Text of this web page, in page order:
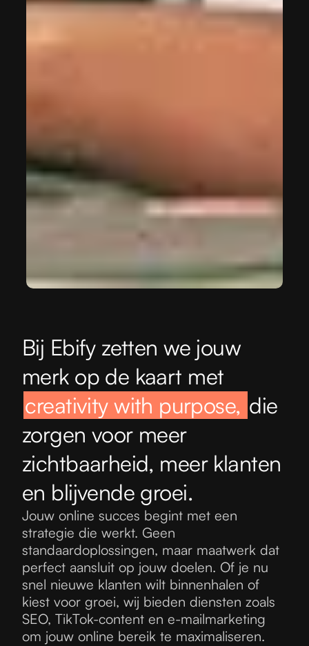
Bij Ebify zetten we jouw
merk op de kaart met
creativity with purpose, die
zorgen voor meer
zichtbaarheid, meer klanten
en blijvende groei.
Jouw online succes begint met een
strategie die werkt. Geen
standaardoplossingen, maar maatwerk dat
perfect aansluit op jouw doelen. Of je nu
snel nieuwe klanten wilt binnenhalen of
kiest voor groei, wij bieden diensten zoals
SEO, TikTok-content en e-mailmarketing
om jouw online bereik te maximaliseren.